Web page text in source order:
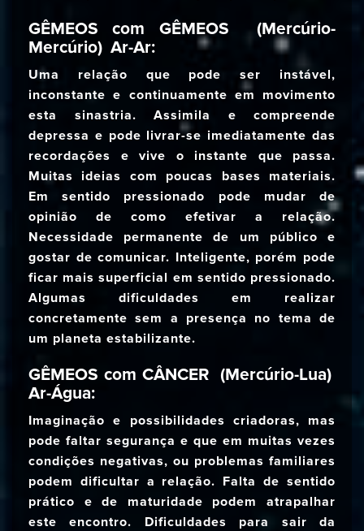
GÊMEOS com GÊMEOS (Mercúrio-
Mercúrio) Ar-Ar:
Uma relação que pode ser instável,
inconstante e continuamente em movimento
esta sinastria. Assimila e compreende
depressa e pode livrar-se imediatamente das
recordações e vive o instante que passa.
Muitas ideias com poucas bases materiais.
Em sentido pressionado pode mudar de
opinião de como efetivar a relação.
Necessidade permanente de um público e
gostar de comunicar. Inteligente, porém pode
ficar mais superficial em sentido pressionado.
Algumas dificuldades em realizar
concretamente sem a presença no tema de
um planeta estabilizante.
GÊMEOS com CÂNCER (Mercúrio-Lua)
Ar-Água:
Imaginação e possibilidades criadoras, mas
pode faltar segurança e que em muitas vezes
condições negativas, ou problemas familiares
podem dificultar a relação. Falta de sentido
prático e de maturidade podem atrapalhar
este encontro. Dificuldades para sair da